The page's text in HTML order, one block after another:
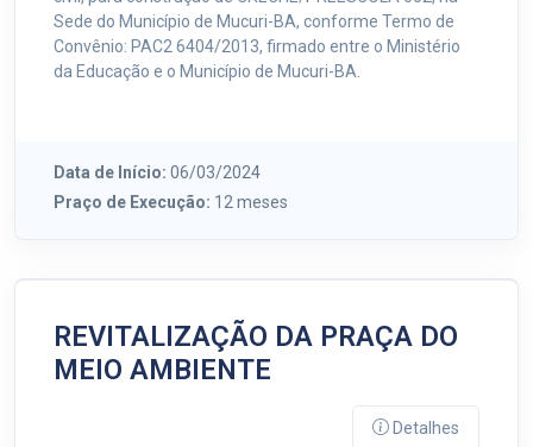
Sede do Município de Mucuri-BA, conforme Termo de
Convênio: PAC2 6404/2013, firmado entre o Ministério
da Educação e o Município de Mucuri-BA.
Data de Início: 06/03/2024
Praço de Execução: 12 meses
REVITALIZAÇÃO DA PRAÇA DO
MEIO AMBIENTE
Detalhes